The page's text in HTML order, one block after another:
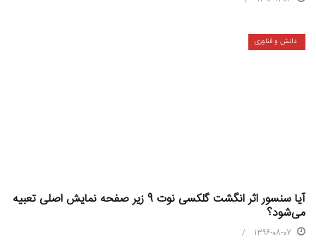
دانش و فناوری
آیا سنسور اثر انگشت گلکسی نوت 9 زیر صفحه نمایش اصلی تعبیه
می‌شود؟
1396-08-07